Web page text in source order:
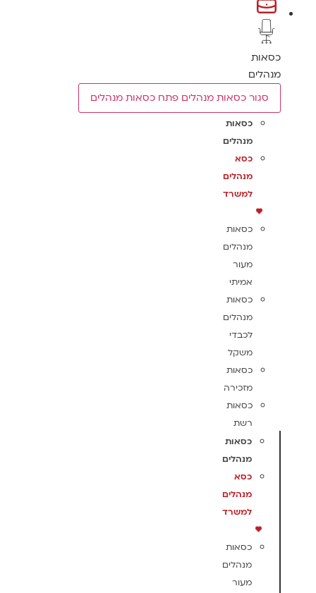
כסאות
מנהלים
סגור כסאות מנהלים פתח כסאות מנהלים
כסאות
מנהלים
כסא
מנהלים
למשרד
כסאות
מנהלים
מעור
אמיתי
כסאות
מנהלים
לכבדי
משקל
כסאות
מזכירה
כסאות
רשת
כסאות
מנהלים
כסא
מנהלים
למשרד
כסאות
מנהלים
מעור